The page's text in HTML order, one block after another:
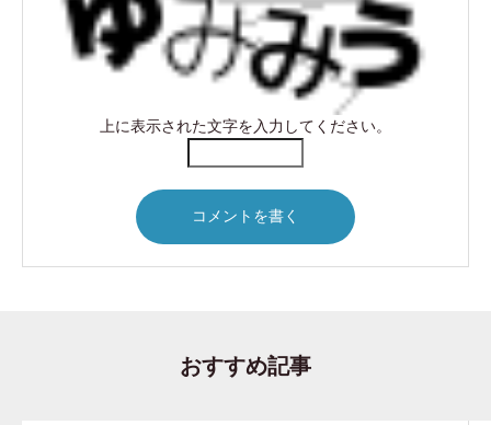
上に表示された文字を入力してください。
おすすめ記事